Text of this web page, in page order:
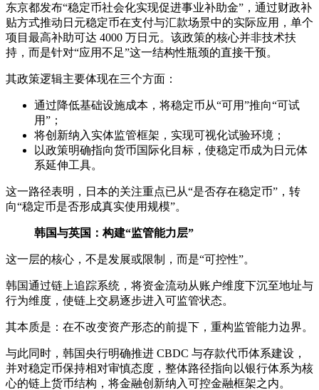
东京都发布“稳定币社会化实现促进事业补助金”，通过财政补
贴方式推动日元稳定币在支付与汇款场景中的实际应用，单个
项目最高补助可达 4000 万日元。该政策的核心并非技术扶
持，而是针对“应用不足”这一结构性瓶颈的直接干预。
其政策逻辑主要体现在三个方面：
通过降低基础设施成本，将稳定币从“可用”推向“可试
用”；
将创新纳入实体监管框架，实现可视化试验环境；
以政策明确指向货币国际化目标，使稳定币成为日元体
系延伸工具。
这一路径表明，日本的关注重点已从“是否存在稳定币”，转
向“稳定币是否形成真实使用规模”。
韩国与英国：构建“监管能力层”
这一层的核心，不是发展或限制，而是“可控性”。
韩国通过链上追踪系统，将资金流动从账户维度下沉至地址与
行为维度，使链上交易逐步进入可监管状态。
其本质是：在不改变资产形态的前提下，重构监管能力边界。
与此同时，韩国央行明确推进 CBDC 与存款代币体系建设，
并对稳定币保持相对审慎态度，整体路径指向以银行体系为核
心的链上货币结构，将金融创新纳入可控金融框架之内。